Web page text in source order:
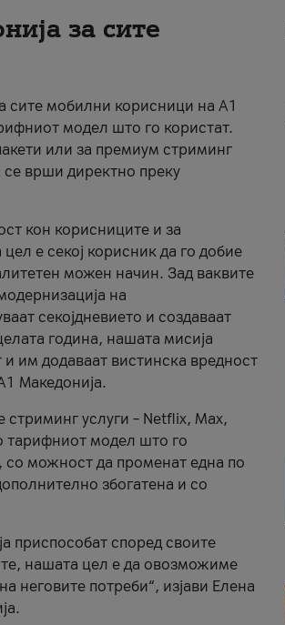
за сите
сите мобилни корисници на A1
модел што го користат.
или за премиум стриминг
се врши директно преку
кон корисниците и за
е секој корисник да го добие
можен начин. Зад ваквите
на
секојдневието и создаваат
година, нашата мисија
им додаваат вистинска вредност
Македонија.
услуги – Netflix, Max,
тарифниот модел што го
со можност да променат една по
збогатена и со
приспособат според своите
нашата цел е да овозможиме
неговите потреби“, изјави Елена